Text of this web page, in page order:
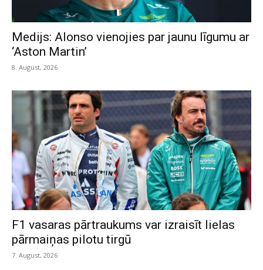
Medijs: Alonso vienojies par jaunu līgumu ar
‘Aston Martin’
8. August, 2026
F1 vasaras pārtraukums var izraisīt lielas
pārmaiņas pilotu tirgū
7. August, 2026